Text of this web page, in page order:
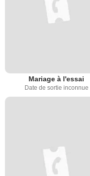
Mariage à l'essai
Date de sortie inconnue